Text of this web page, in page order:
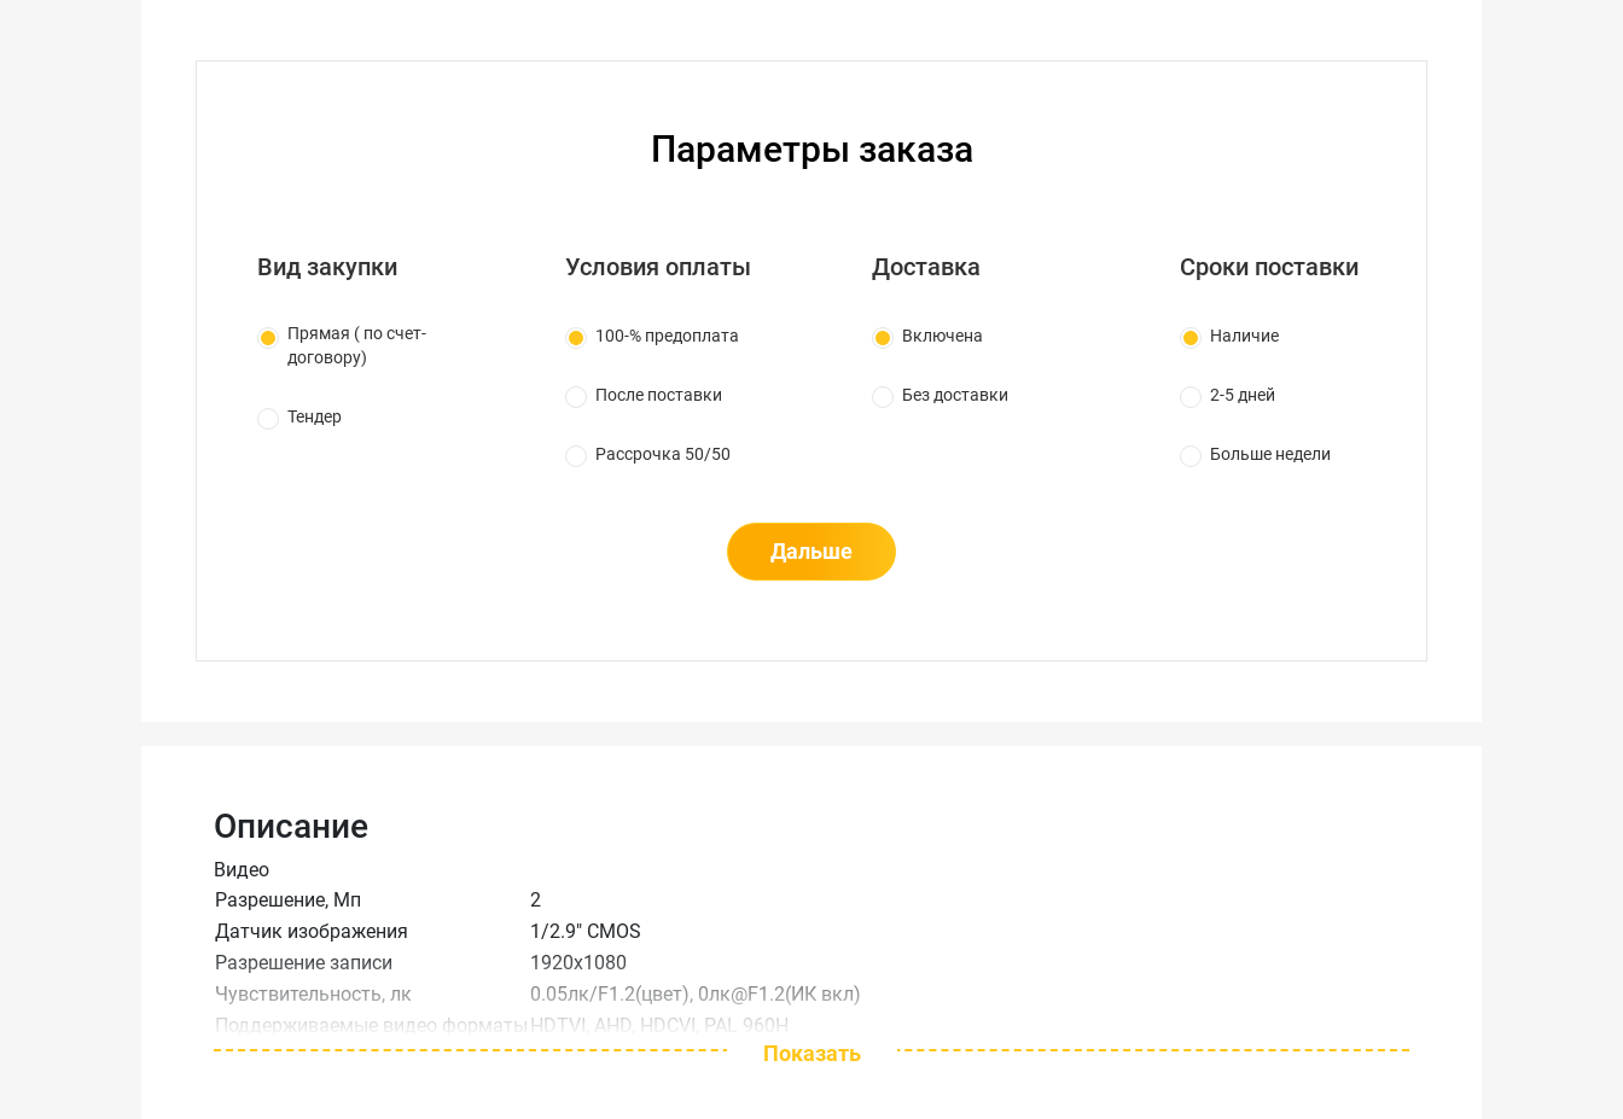
Описание
Видео
Разрешение, Мп
2
Датчик изображения
1/2.9" CMOS
Разрешение записи
1920х1080
Чувствительность, лк
0.05лк/F1.2(цвет), 0лк@F1.2(ИК вкл)
Поддерживаемые видео форматы HDTVI, AHD, HDCVI, PAL 960H
Улучшение изображения
DWDR, BLC, 2DNR
Показать
Параметры заказа
Вид закупки
Прямая ( по счет-
договору)
Тендер
Условия оплаты
100-% предоплата
После поставки
Рассрочка 50/50
Доставка
Включена
Без доставки
Сроки поставки
Наличие
2-5 дней
Больше недели
Дальше